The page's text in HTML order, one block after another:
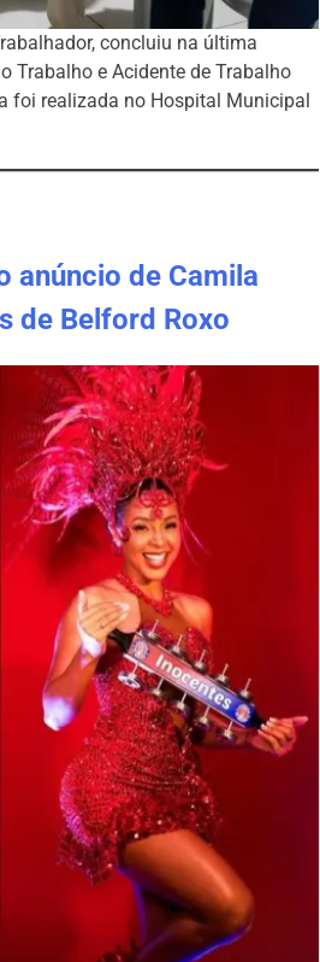
concluiu na última
Trabalho e Acidente de Trabalho
foi realizada no Hospital Municipal
anúncio de Camila
de Belford Roxo